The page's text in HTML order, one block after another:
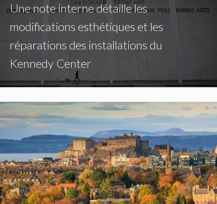
Une note interne détaille les
modifications esthétiques et les
réparations des installations du
Kennedy Center